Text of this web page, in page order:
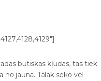
būtiskas kļūdas, tās tiek
no jauna. Tālāk seko vēl